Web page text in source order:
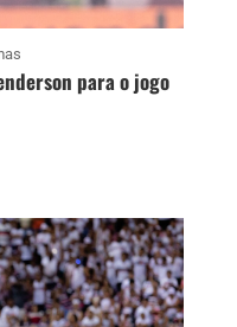
para o jogo